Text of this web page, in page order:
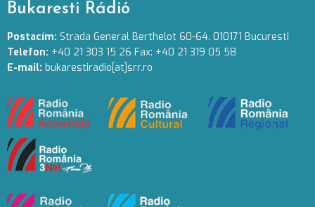
Bukaresti Rádió
Postacím: Strada General Berthelot 60-64. 010171 Bucuresti
Telefon: +40 21 303 15 26 Fax: +40 21 319 05 58
E-mail: bukarestiradio[at]srr.ro